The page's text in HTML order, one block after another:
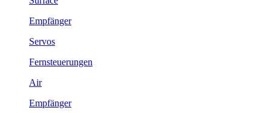
Empfänger
Servos
Fernsteuerungen
Air
Empfänger